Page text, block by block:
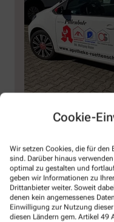
Cookie-
Wir setzen Cookies, die für den
sind. Darüber hinaus
optimal zu gestalten und
geben wir Informationen zu
Drittanbieter weiter. Soweit
denen kein angemessenes
Einwilligung zur Nutzung
diesen Ländern gem. Artikel 49
So bestellen Sie
Ganz nah. Ganz
Gesundheit.
Wir sind für Sie da –
Apotheke in Essen-